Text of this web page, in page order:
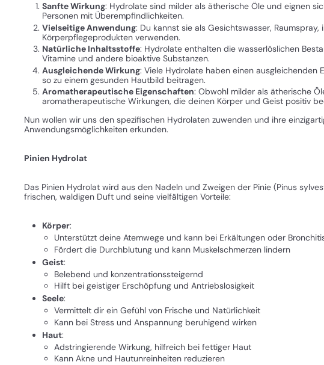
Sanfte Wirkung: Hydrolate sind milder als ätherische Öle und eignen
Personen mit Überempfindlichkeiten.
Vielseitige Anwendung: Du kannst sie als Gesichtswasser,
Körperpflegeprodukten verwenden.
Natürliche Inhaltsstoffe: Hydrolate enthalten die wasserlöslichen
Vitamine und andere bioaktive Substanzen.
Ausgleichende Wirkung: Viele Hydrolate haben einen
so zu einem gesunden Hautbild beitragen.
Aromatherapeutische Eigenschaften: Obwohl milder als ätherische
aromatherapeutische Wirkungen, die deinen Körper und Geist positiv
Nun wollen wir uns den spezifischen Hydrolaten zuwenden und ihre
Anwendungsmöglichkeiten erkunden.
Pinien Hydrolat
Das Pinien Hydrolat wird aus den Nadeln und Zweigen der Pinie (Pinus
frischen, waldigen Duft und seine vielfältigen Vorteile:
Körper:
Unterstützt deine Atemwege und kann bei Erkältungen oder
Fördert die Durchblutung und kann Muskelschmerzen lindern
Geist:
Belebend und konzentrationssteigernd
Hilft bei geistiger Erschöpfung und Antriebslosigkeit
Seele:
Vermittelt dir ein Gefühl von Frische und Natürlichkeit
Kann bei Stress und Anspannung beruhigend wirken
Haut:
Adstringierende Wirkung, hilfreich bei fettiger Haut
Kann Akne und Hautunreinheiten reduzieren